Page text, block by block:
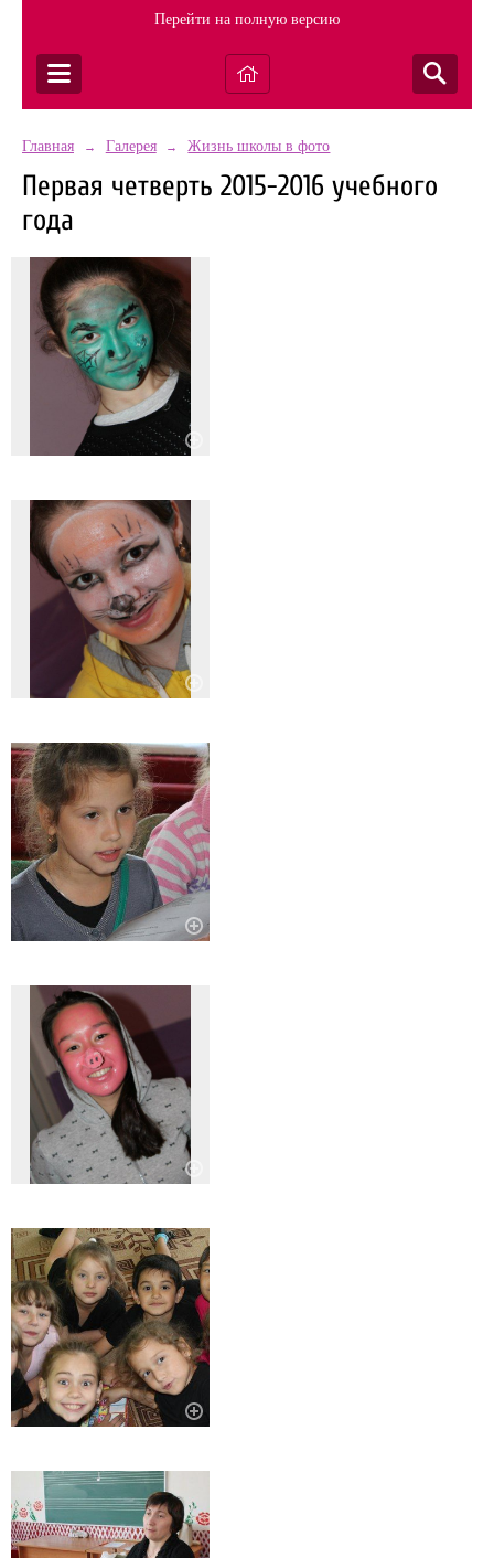
Перейти на полную версию
Главная → Галерея → Жизнь школы в фото
Первая четверть 2015-2016 учебного
года